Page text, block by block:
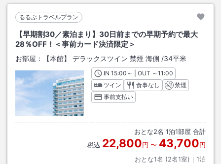
るるぶトラベルプラン
【早期割30／素泊まり】30日前までの早期予約で最大
28％OFF！＜事前カード決済限定＞
お部屋： 【本館】 デラックスツイン 禁煙 海側 /34平米
INチェックイン
15:00 ～ | OUT チェックアウト
～11:00
ツイン
食事なし
禁煙
事前支払い
おとな2名 1泊1部屋 合計
税込 22,800円 〜 43,700円
おとな1名 (2名1室)｜ 1泊